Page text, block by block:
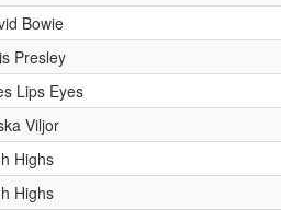
Bowie
Presley
Lips Eyes
Viljor
Highs
Highs